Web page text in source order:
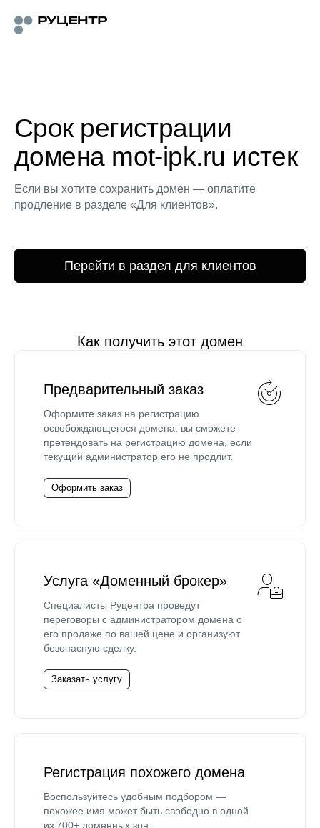
Срок регистрации
домена mot-ipk.ru истек
Если вы хотите сохранить домен — оплатите
продление в разделе «Для клиентов».
Перейти в раздел для клиентов
Как получить этот домен
Предварительный заказ
Оформите заказ на регистрацию
освобождающегося домена: вы сможете
претендовать на регистрацию домена, если
текущий администратор его не продлит.
Оформить заказ
Услуга «Доменный брокер»
Специалисты Руцентра проведут
переговоры с администратором домена о
его продаже по вашей цене и организуют
безопасную сделку.
Заказать услугу
Регистрация похожего домена
Воспользуйтесь удобным подбором —
похожее имя может быть свободно в одной
из 700+ доменных зон.